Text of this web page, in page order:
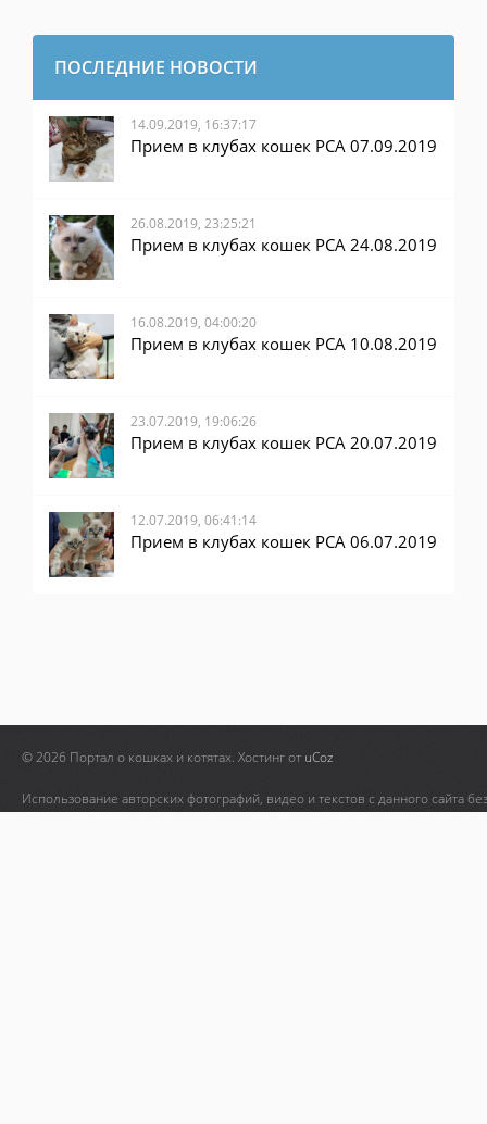
ПОСЛЕДНИЕ НОВОСТИ
14.09.2019, 16:37:17
Прием в клубах кошек PCA 07.09.2019
26.08.2019, 23:25:21
Прием в клубах кошек PCA 24.08.2019
16.08.2019, 04:00:20
Прием в клубах кошек PCA 10.08.2019
23.07.2019, 19:06:26
Прием в клубах кошек PCA 20.07.2019
12.07.2019, 06:41:14
Прием в клубах кошек PCA 06.07.2019
© 2026 Портал о кошках и котятах. Хостинг от uCoz
Использование авторских фотографий, видео и текстов с данного сайта